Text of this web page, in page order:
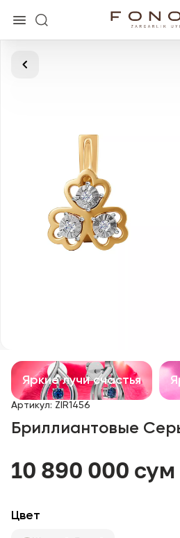
Главная
Браслеты
Аксессуары
Все
О нас
Яркие лучи счастья
Артикул: ZIR1456
Бриллиантовые
10 890 000 сум
Цвет